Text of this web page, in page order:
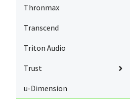
Thronmax
Transcend
Triton Audio
Trust
u-Dimension